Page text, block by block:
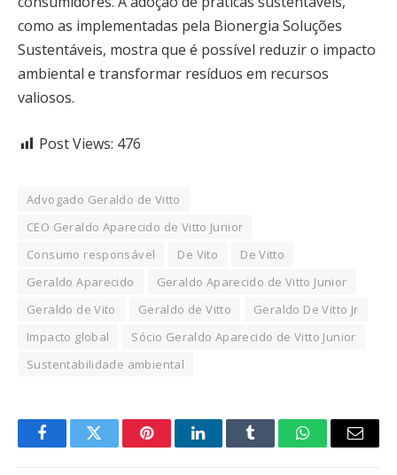
como as implementadas pela Bionergia Soluções
Sustentáveis, mostra que é possível reduzir o impacto
ambiental e transformar resíduos em recursos
valiosos.
Post Views: 476
Advogado Geraldo de Vitto
CEO Geraldo Aparecido de Vitto Junior
Consumo responsável
De Vito
De Vitto
Geraldo Aparecido
Geraldo Aparecido de Vitto Junior
Geraldo de Vito
Geraldo de Vitto
Geraldo De Vitto Jr
Impacto global
Sócio Geraldo Aparecido de Vitto Junior
Sustentabilidade ambiental
FacebookTwitter PinterestLinkedInTumblr WhatsAppEmail